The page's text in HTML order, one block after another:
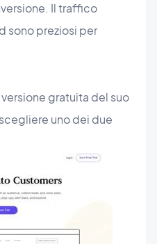
Il traffico
sono preziosi per
gratuita del suo
uno dei due